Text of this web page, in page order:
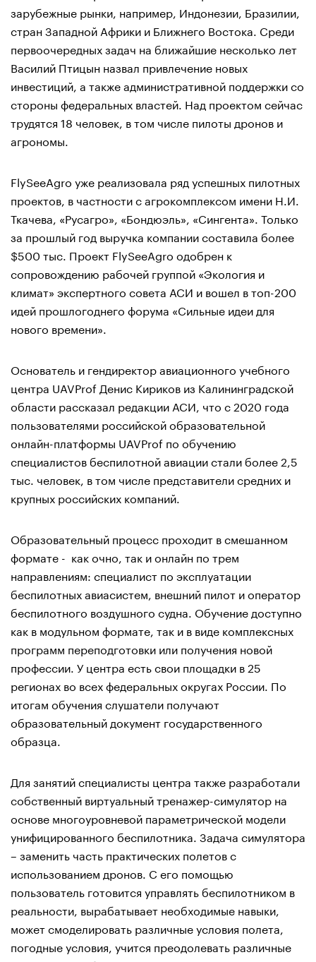
зарубежные рынки, например, Индонезии, Бразилии,
стран Западной Африки и Ближнего Востока. Среди
первоочередных задач на ближайшие несколько лет
Василий Птицын назвал привлечение новых
инвестиций, а также административной поддержки со
стороны федеральных властей. Над проектом сейчас
трудятся 18 человек, в том числе пилоты дронов и
агрономы.
FlySeeAgro уже реализовала ряд успешных пилотных
проектов, в частности с агрокомплексом имени Н.И.
Ткачева, «Русагро», «Бондюэль», «Сингента». Только
за прошлый год выручка компании составила более
$500 тыс. Проект FlySeeAgro одобрен к
сопровождению рабочей группой «Экология и
климат» экспертного совета АСИ и вошел в топ-200
идей прошлогоднего форума «Сильные идеи для
нового времени».
Основатель и гендиректор авиационного учебного
центра UAVProf Денис Кириков из Калининградской
области рассказал редакции АСИ, что с 2020 года
пользователями российской образовательной
онлайн-платформы UAVProf по обучению
специалистов беспилотной авиации стали более 2,5
тыс. человек, в том числе представители средних и
крупных российских компаний.
Образовательный процесс проходит в смешанном
формате - как очно, так и онлайн по трем
направлениям: специалист по эксплуатации
беспилотных авиасистем, внешний пилот и оператор
беспилотного воздушного судна. Обучение доступно
как в модульном формате, так и в виде комплексных
программ переподготовки или получения новой
профессии. У центра есть свои площадки в 25
регионах во всех федеральных округах России. По
итогам обучения слушатели получают
образовательный документ государственного
образца.
Для занятий специалисты центра также разработали
собственный виртуальный тренажер-симулятор на
основе многоуровневой параметрической модели
унифицированного беспилотника. Задача симулятора
– заменить часть практических полетов с
использованием дронов. С его помощью
пользователь готовится управлять беспилотником в
реальности, вырабатывает необходимые навыки,
может смоделировать различные условия полета,
погодные условия, учится преодолевать различные